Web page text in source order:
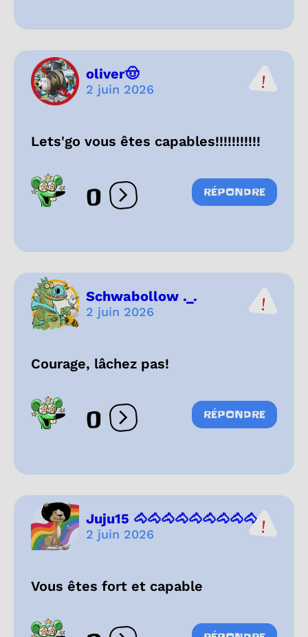
oliver🤠
2 juin 2026
Lets'go vous êtes capables!!!!!!!!!!!
0 Ouvrir les réactions
RÉPONDRE
Schwabollow ._.
2 juin 2026
Courage, lâchez pas!
0 Ouvrir les réactions
RÉPONDRE
Juju15 🐴🐴🐴🐴🐴🐴🐴🐴🐴...
2 juin 2026
Vous êtes fort et capable